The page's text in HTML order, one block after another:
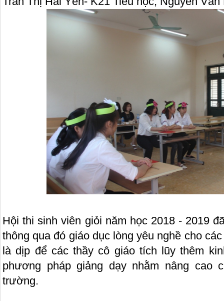
Hội thi sinh viên giỏi năm học 2018 - 2019
thông qua đó giáo dục lòng yêu nghề cho
là dịp để các thầy cô giáo tích lũy thêm
phương pháp giảng dạy nhằm nâng cao
trường.